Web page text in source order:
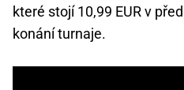
které stojí 10,99 EUR v
konání turnaje.